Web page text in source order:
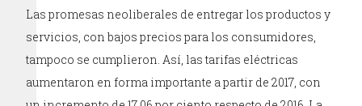
Las promesas neoliberales de entregar los productos y
servicios, con bajos precios para los consumidores,
tampoco se cumplieron. Así, las tarifas eléctricas
aumentaron en forma importante a partir de 2017, con